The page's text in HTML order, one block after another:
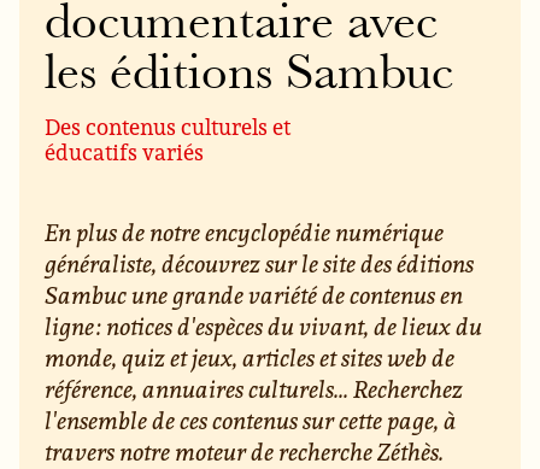
documentaire avec
les éditions Sambuc
Des contenus culturels et
éducatifs variés
En plus de notre encyclopédie numérique
généraliste, découvrez sur le site des éditions
Sambuc une grande variété de contenus en
ligne : notices d'espèces du vivant, de lieux du
monde, quiz et jeux, articles et sites web de
référence, annuaires culturels... Recherchez
l'ensemble de ces contenus sur cette page, à
travers notre moteur de recherche Zéthès.